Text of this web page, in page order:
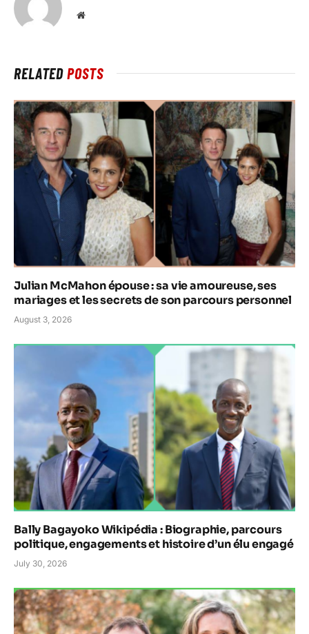
Website
RELATEDPOSTS
Julian McMahon épouse : sa vie amoureuse, ses
mariages et les secrets de son parcours personnel
August 3, 2026
Bally Bagayoko Wikipédia : Biographie, parcours
politique, engagements et histoire d’un élu engagé
July 30, 2026